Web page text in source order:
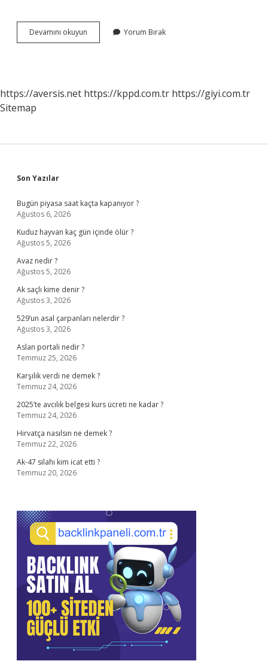
Devamını okuyun
Beslenme
Yorum Bırak
https://aversis.net https://kppd.com.tr https://giyi.com.tr
Sitemap
Sidebar
Son Yazılar
Bugün piyasa saat kaçta kapanıyor ?
Ağustos 6, 2026
Kuduz hayvan kaç gün içinde ölür ?
Ağustos 5, 2026
Avaz nedir ?
Ağustos 5, 2026
Ak saçlı kime denir ?
Ağustos 3, 2026
529’un asal çarpanları nelerdir ?
Ağustos 3, 2026
Aslan portali nedir ?
Temmuz 25, 2026
Karşılık verdi ne demek ?
Temmuz 24, 2026
2025’te avcılık belgesi kurs ücreti ne kadar ?
Temmuz 24, 2026
Hirvatça nasılsın ne demek ?
Temmuz 22, 2026
Ak-47 silahı kim icat etti ?
Temmuz 20, 2026